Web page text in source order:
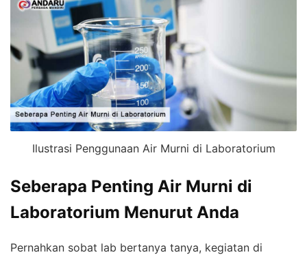
Ilustrasi Penggunaan Air Murni di Laboratorium
Seberapa Penting Air Murni di
Laboratorium Menurut Anda
Pernahkan sobat lab bertanya tanya, kegiatan di